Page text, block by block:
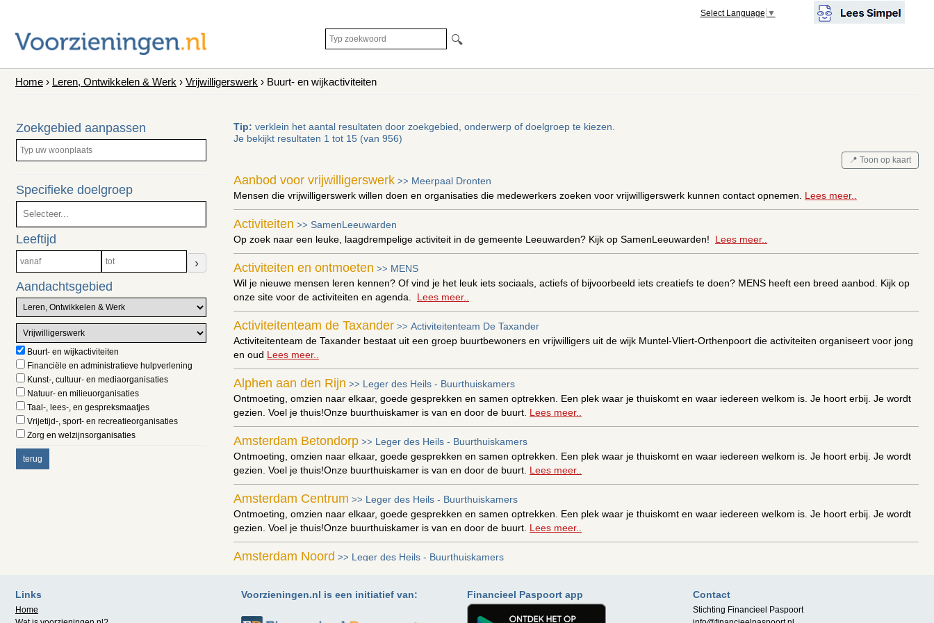
Select Language ▼
🔍
Home › Leren, Ontwikkelen & Werk › Vrijwilligerswerk › Buurt- en wijkactiviteiten
Zoekgebied aanpassen
Specifieke doelgroep
Leeftijd
›
Aandachtsgebied
Buurt- en wijkactiviteiten
Financiële en administratieve hulpverlening
Kunst-, cultuur- en mediaorganisaties
Natuur- en milieuorganisaties
Taal-, lees-, en gespreksmaatjes
Vrijetijd-, sport- en recreatieorganisaties
Zorg en welzijnsorganisaties
Tip: verklein het aantal resultaten door zoekgebied, onderwerp of doelgroep te kiezen.
Je bekijkt resultaten 1 tot 15 (van 956)
📍 Toon op kaart
Aanbod voor vrijwilligerswerk >> Meerpaal Dronten
Mensen die vrijwilligerswerk willen doen en organisaties die medewerkers zoeken voor vrijwilligerswerk kunnen contact opnemen. Lees meer..
Activiteiten >> SamenLeeuwarden
Op zoek naar een leuke, laagdrempelige activiteit in de gemeente Leeuwarden? Kijk op SamenLeeuwarden! Lees meer..
Activiteiten en ontmoeten >> MENS
Wil je nieuwe mensen leren kennen? Of vind je het leuk iets sociaals, actiefs of bijvoorbeeld iets creatiefs te doen? MENS heeft een breed aanbod. Kijk op
onze site voor de activiteiten en agenda. Lees meer..
Activiteitenteam de Taxander >> Activiteitenteam De Taxander
Activiteitenteam de Taxander bestaat uit een groep buurtbewoners en vrijwilligers uit de wijk Muntel-Vliert-Orthenpoort die activiteiten organiseert voor jong
en oud Lees meer..
Alphen aan den Rijn >> Leger des Heils - Buurthuiskamers
Ontmoeting, omzien naar elkaar, goede gesprekken en samen optrekken. Een plek waar je thuiskomt en waar iedereen welkom is. Je hoort erbij. Je wordt
gezien. Voel je thuis!Onze buurthuiskamer is van en door de buurt. Lees meer..
Amsterdam Betondorp >> Leger des Heils - Buurthuiskamers
Ontmoeting, omzien naar elkaar, goede gesprekken en samen optrekken. Een plek waar je thuiskomt en waar iedereen welkom is. Je hoort erbij. Je wordt
gezien. Voel je thuis!Onze buurthuiskamer is van en door de buurt. Lees meer..
Amsterdam Centrum >> Leger des Heils - Buurthuiskamers
Ontmoeting, omzien naar elkaar, goede gesprekken en samen optrekken. Een plek waar je thuiskomt en waar iedereen welkom is. Je hoort erbij. Je wordt
gezien. Voel je thuis!Onze buurthuiskamer is van en door de buurt. Lees meer..
Amsterdam Noord >> Leger des Heils - Buurthuiskamers
Amsterdam Noordkaap Leger des Heils - Buurthuiskamers
Links
Home
Voorzieningen.nl is een initiatief van: Financieel Paspoort app Contact
Stichting Financieel Paspoort